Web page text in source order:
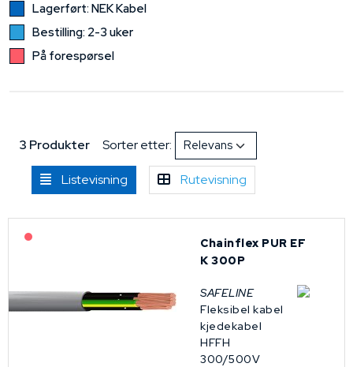
Lagerført: NEK Kabel
Bestilling: 2-3 uker
På forespørsel
3 Produkter Sorter etter:
Listevisning Rutevisning
Chainflex PUR EF
K 300P
SAFELINE
Fleksibel kabel
kjedekabel
HFFH
300/500V